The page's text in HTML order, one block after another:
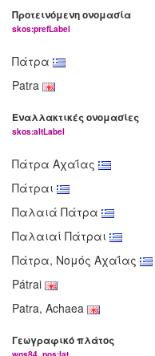
Προτεινόμενη ονομασία
skos:prefLabel
Πάτρα
Patra
Εναλλακτικές ονομασίες
skos:altLabel
Πάτρα Αχαΐας
Πάτραι
Παλαιά Πάτρα
Παλαιαί Πάτραι
Πάτρα, Νομός Αχαΐας
Pátrai
Patra, Achaea
Γεωγραφικό πλάτος